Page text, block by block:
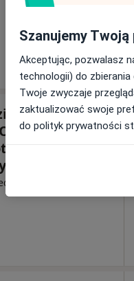
Publiczny
w
rodzinna,
Szanujemy
Akceptując, pozwalasz
technologii) do
Twoje zwyczaje
zaktualizować swoje
do polityk prywatności